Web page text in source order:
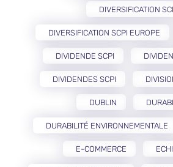
DIVERSIFICATION
DIVERSIFICATION SCPI EUROPE
DIVIDENDE SCPI
DIVIDENDES SCPI
DUBLIN
DURABILITÉ ENVIRONNEMENTALE
E-COMMERCE